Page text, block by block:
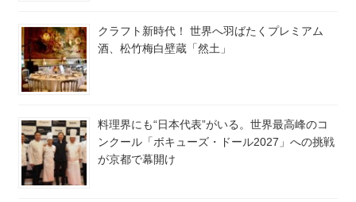
クラフト新時代！ 世界へ羽ばたくプレミアム
酒、松竹梅白壁蔵「然土」
料理界にも“日本代表”がいる。世界最高峰のコ
ンクール「ボキューズ・ドール2027」への挑戦
が京都で幕開け